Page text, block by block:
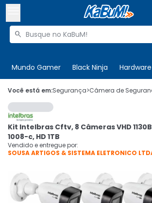
Buscar produtos

Mundo Gamer Black Ninja Hardware
 Olá. Acesse sua conta
 Departamentos
Cupons
Mais Vendidos
Ativar tradutor em libras
CADASTRE-SE
Você está em:Segurança>Câmera de
Kit Intelbras Cftv, 8 Câmeras VHD 1130B
1008-c, HD 1TB
Vendido e entregue por:
SOUSA ARTIGOS & SISTEMA ELETRONICO